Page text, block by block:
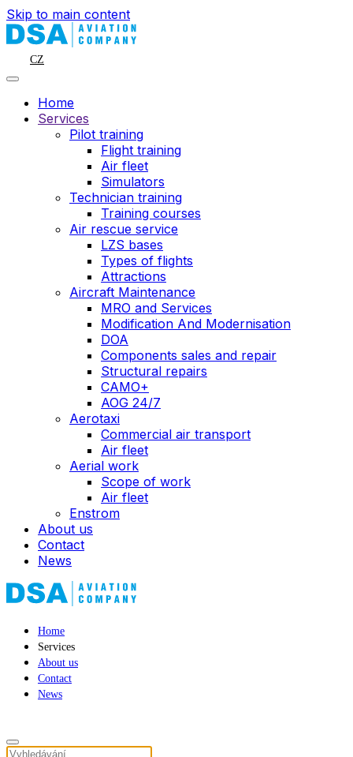
Skip to main content
CZ
Home
Services
Pilot training
Flight training
Air fleet
Simulators
Technician training
Training courses
Air rescue service
LZS bases
Types of flights
Attractions
Aircraft Maintenance
MRO and Services
Modification And Modernisation
DOA
Components sales and repair
Structural repairs
CAMO+
AOG 24/7
Aerotaxi
Commercial air transport
Air fleet
Aerial work
Scope of work
Air fleet
Enstrom
About us
Contact
News
Home
Services
About us
Contact
News